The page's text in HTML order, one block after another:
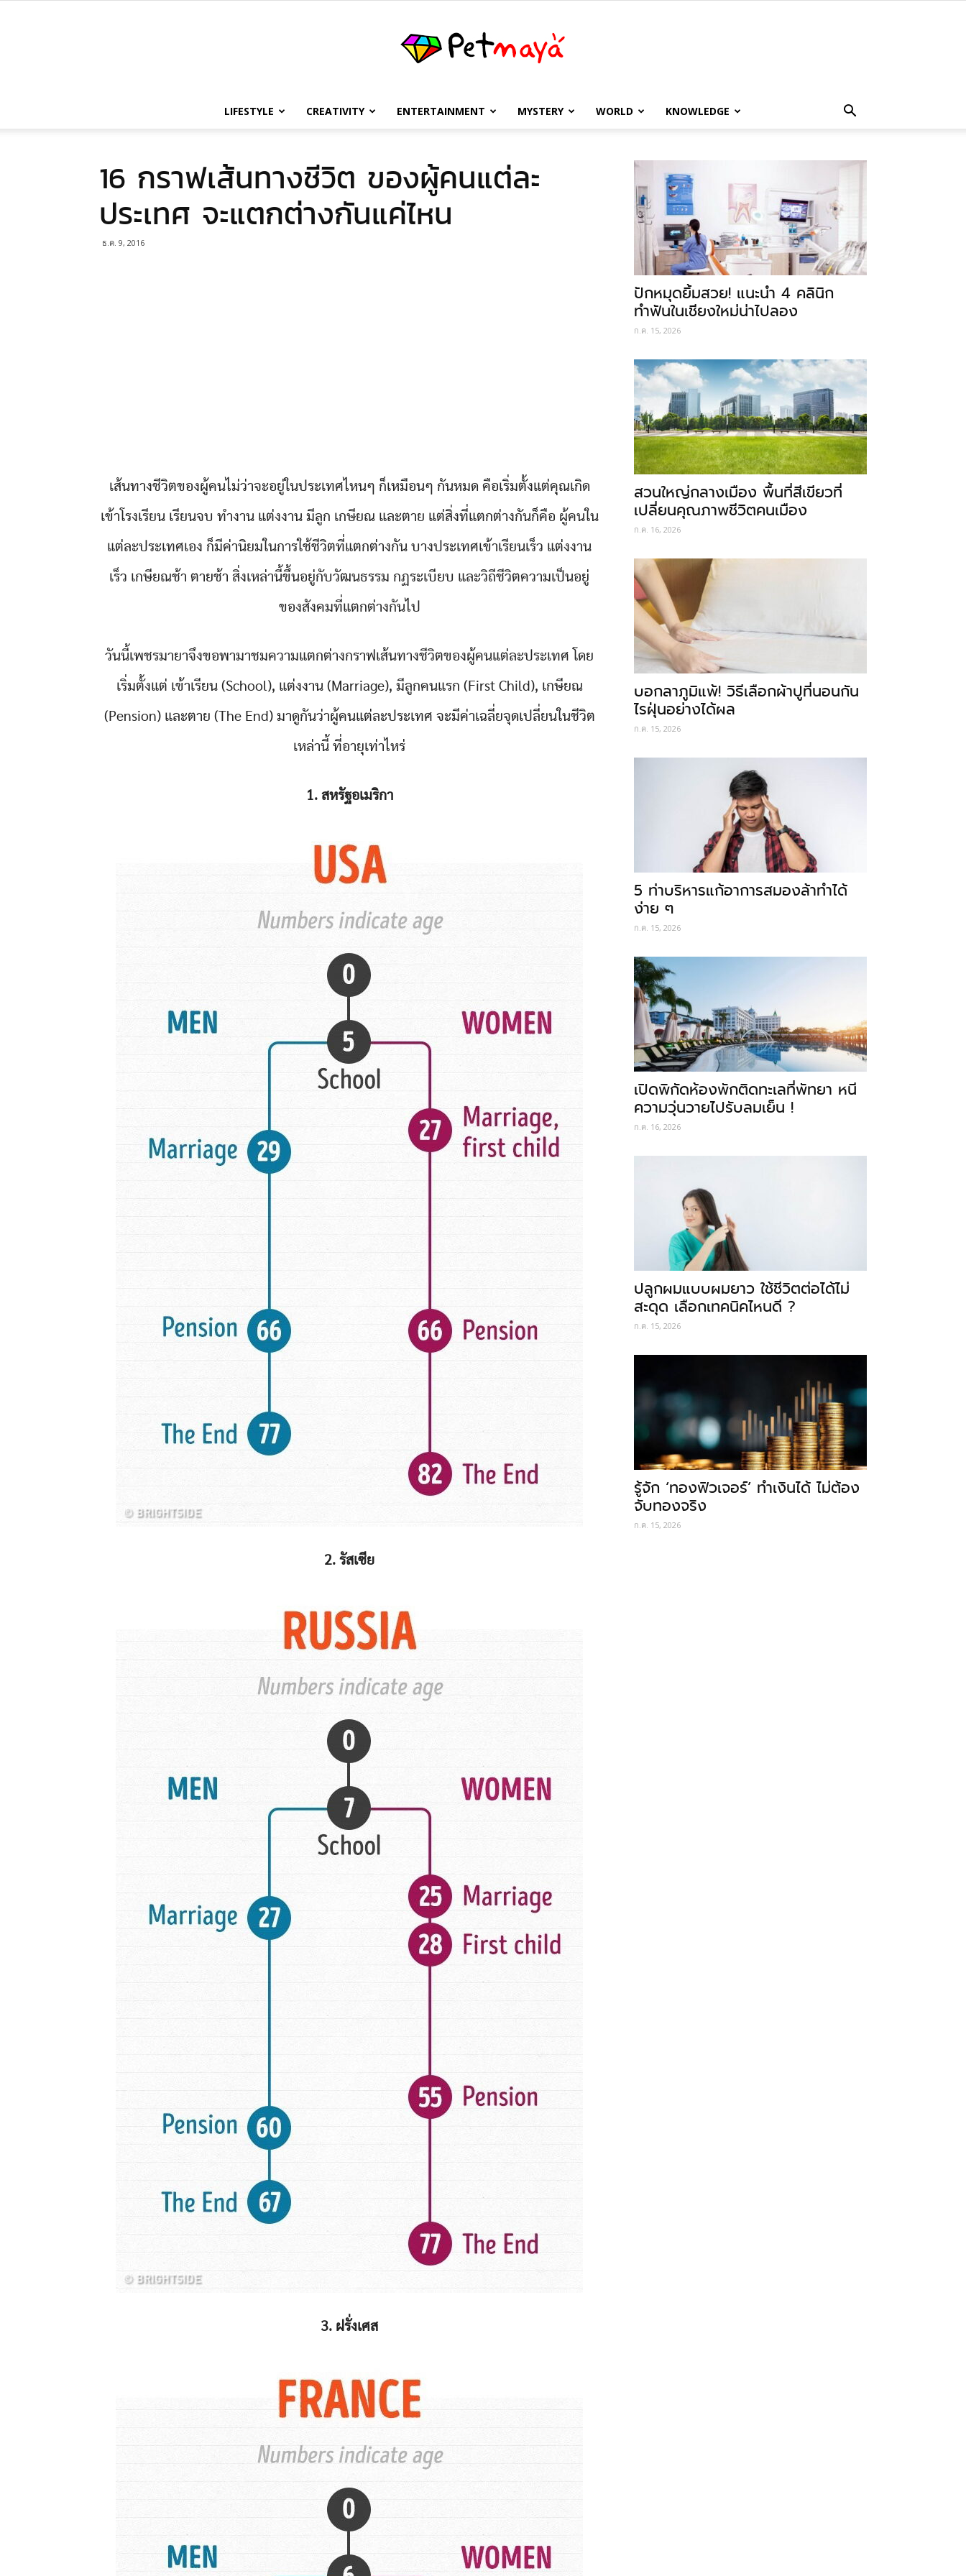
เพชร
LIFESTYLE CREATIVITY ENTERTAINMENT MYSTERY WORLD KNOWLEDGE
16 กราฟเส้นทางชีวิต ของผู้คนแต่ละ
ประเทศ จะแตกต่างกันแค่ไหน
ธ.ค. 9, 2016
เส้นทางชีวิตของผู้คนไม่ว่าจะอยู่ในประเทศไหนๆ ก็เหมือนๆ กันหมด คือเริ่มตั้งแต่คุณเกิด
เข้าโรงเรียน เรียนจบ ทำงาน แต่งงาน มีลูก เกษียณ และตาย แต่สิ่งที่แตกต่างกันก็คือ ผู้คนใน
แต่ละประเทศเอง ก็มีค่านิยมในการใช้ชีวิตที่แตกต่างกัน บางประเทศเข้าเรียนเร็ว แต่งงาน
เร็ว เกษียณช้า ตายช้า สิ่งเหล่านี้ขึ้นอยู่กับวัฒนธรรม กฏระเบียบ และวิถีชีวิตความเป็นอยู่
ของสังคมที่แตกต่างกันไป
วันนี้เพชรมายาจึงขอพามาชมความแตกต่างกราฟเส้นทางชีวิตของผู้คนแต่ละประเทศ โดย
เริ่มตั้งแต่ เข้าเรียน (School), แต่งงาน (Marriage), มีลูกคนแรก (First Child), เกษียณ
(Pension) และตาย (The End) มาดูกันว่าผู้คนแต่ละประเทศ จะมีค่าเฉลี่ยจุดเปลี่ยนในชีวิต
เหล่านี้ ที่อายุเท่าไหร่
1. สหรัฐอเมริกา
2. รัสเซีย
3. ฝรั่งเศส
ปักหมุดยิ้มสวย! แนะนำ 4 คลินิก
ทำฟันในเชียงใหม่น่าไปลอง
ก.ค. 15, 2026
สวนใหญ่กลางเมือง พื้นที่สีเขียวที่
เปลี่ยนคุณภาพชีวิตคนเมือง
ก.ค. 16, 2026
บอกลาภูมิแพ้! วิธีเลือกผ้าปูที่นอนกัน
ไรฝุ่นอย่างได้ผล
ก.ค. 15, 2026
5 ท่าบริหารแก้อาการสมองล้าทำได้
ง่าย ๆ
ก.ค. 15, 2026
เปิดพิกัดห้องพักติดทะเลที่พัทยา หนี
ความวุ่นวายไปรับลมเย็น !
ก.ค. 16, 2026
ปลูกผมแบบผมยาว ใช้ชีวิตต่อได้ไม่
สะดุด เลือกเทคนิคไหนดี ?
ก.ค. 15, 2026
รู้จัก ‘ทองฟิวเจอร์’ ทำเงินได้ ไม่ต้อง
จับทองจริง
ก.ค. 15, 2026